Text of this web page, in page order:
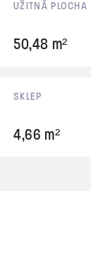
UŽITNÁ PLOCHA
50,48 m²
SKLEP
4,66 m²